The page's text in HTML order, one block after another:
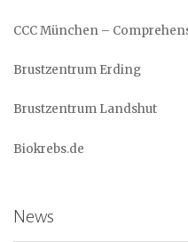
CCC München –
Brustzentrum Erding
Brustzentrum Landshut
Biokrebs.de
News